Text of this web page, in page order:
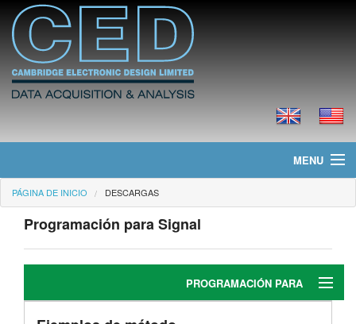
MENU
Página de Inicio
Noticias
Productos
Precios
PÁGINA DE INICIO DESCARGAS
Programación para Signal
PROGRAMACIÓN PARA